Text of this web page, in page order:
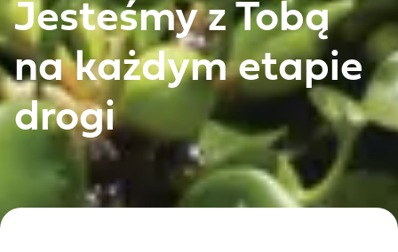
Jesteśmy z Tobą
na każdym etapie
drogi